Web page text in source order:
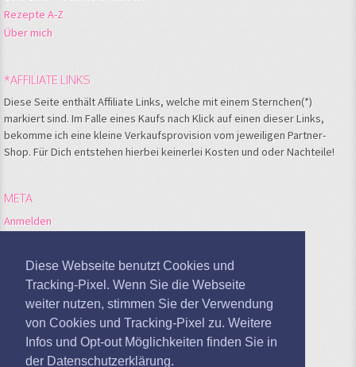
Diese Webseite benutzt Cookies und
Tracking-Pixel. Wenn Sie die Webseite
weiter nutzen, stimmen Sie der Verwendung
von Cookies und Tracking-Pixel zu. Weitere
Infos und Opt-out Möglichkeiten finden Sie in
der Datenschutzerklärung.
Rezepte A-Z
Über mich
*AFFILIATE LINKS
Diese Seite enthält Affiliate Links, welche mit einem Sternchen(*)
markiert sind. Im Falle eines Kaufs nach Klick auf einen dieser Links,
bekomme ich eine kleine Verkaufsprovision vom jeweiligen Partner-
Shop. Für Dich entstehen hierbei keinerlei Kosten und oder Nachteile!
META
Anmelden
Kommentare-Feed
Google Analytics deaktivieren